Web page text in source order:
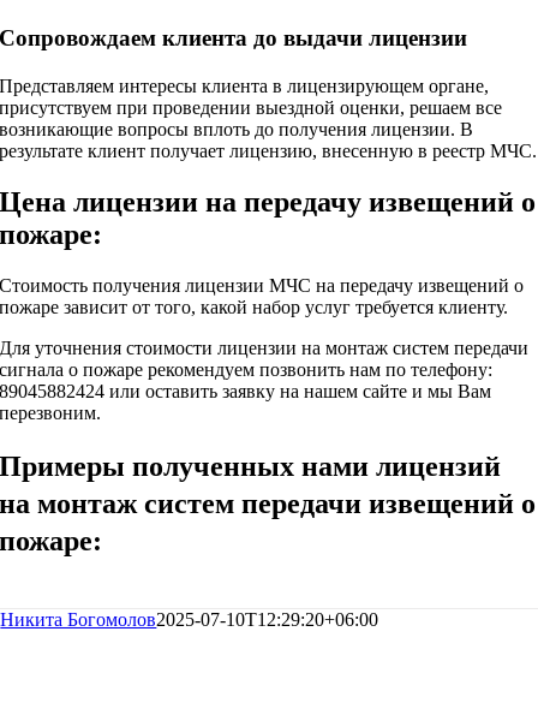
Сопровождаем клиента до выдачи лицензии
Представляем интересы клиента в лицензирующем органе,
присутствуем при проведении выездной оценки, решаем все
возникающие вопросы вплоть до получения лицензии. В
результате клиент получает лицензию, внесенную в реестр МЧС.
Цена лицензии на передачу извещений о
пожаре:
Стоимость получения лицензии МЧС на передачу извещений о
пожаре зависит от того, какой набор услуг требуется клиенту.
Для уточнения стоимости лицензии на монтаж систем передачи
сигнала о пожаре рекомендуем позвонить нам по телефону:
89045882424 или оставить заявку на нашем сайте и мы Вам
перезвоним.
Примеры полученных нами лицензий
на монтаж систем передачи извещений о
пожаре:
Никита Богомолов2025-07-10T12:29:20+06:00